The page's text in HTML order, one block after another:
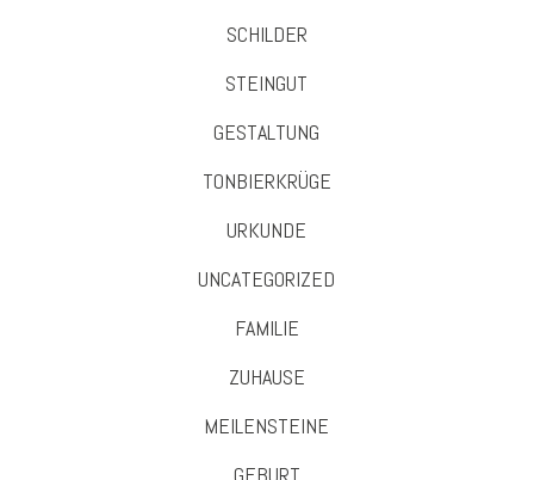
SCHILDER
STEINGUT
GESTALTUNG
TONBIERKRÜGE
URKUNDE
UNCATEGORIZED
FAMILIE
ZUHAUSE
MEILENSTEINE
GEBURT